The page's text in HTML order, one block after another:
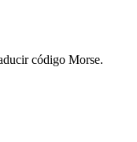
código Morse.